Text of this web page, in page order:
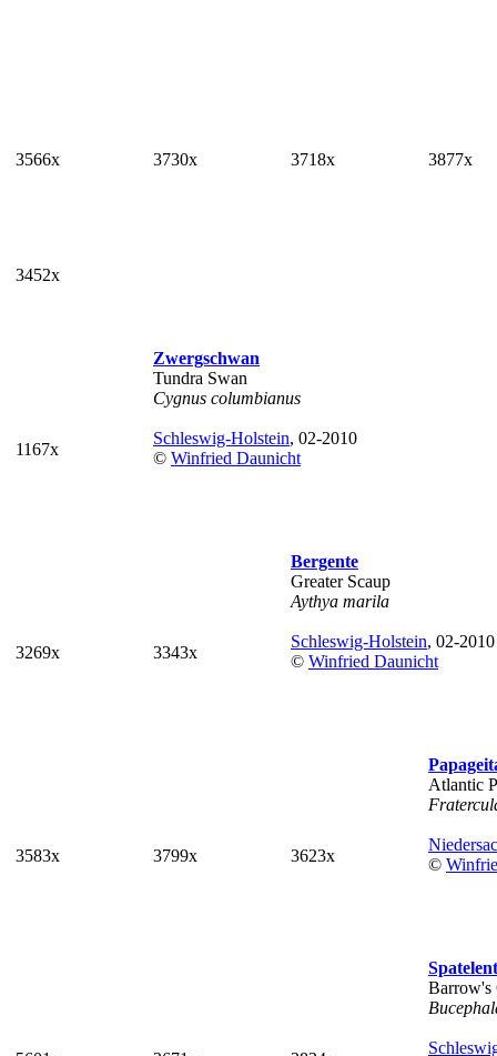
3566x 3730x 3718x 3877x
3452x
1167x
Zwergschwan
Tundra Swan
Cygnus columbianus
Schleswig-Holstein, 02-2010
© Winfried Daunicht
3269x 3343x
Bergente
Greater Scaup
Aythya marila
Schleswig-Holstein, 02-2010
© Winfried Daunicht
3583x 3799x 3623x
Atlantic
©
Barrow's